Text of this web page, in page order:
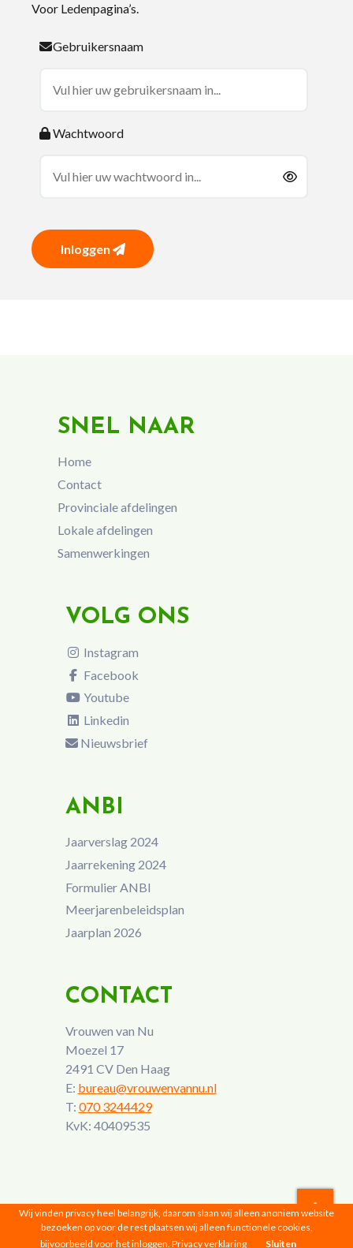
Voor Ledenpagina’s.
Gebruikersnaam
Wachtwoord
Inloggen
SNEL NAAR
Home
Contact
Provinciale afdelingen
Lokale afdelingen
Samenwerkingen
VOLG ONS
Instagram
Facebook
Youtube
Linkedin
Nieuwsbrief
ANBI
Jaarverslag 2024
Jaarrekening 2024
Formulier ANBI
Meerjarenbeleidsplan
Jaarplan 2026
CONTACT
Vrouwen van Nu
Moezel 17
2491 CV Den Haag
E: bureau@vrouwenvannu.nl
T: 070 3244429
KvK: 40409535
Vrouwen van Nu © 2026 |Privacyverklaring
Wij vinden privacy heel belangrijk, daarom slaan wij alleen anoniem website
bezoeken op voor de rest plaatsen wij alleen functionele cookies,
bijvoorbeeld voor het inloggen. Privacy verklaring Sluiten